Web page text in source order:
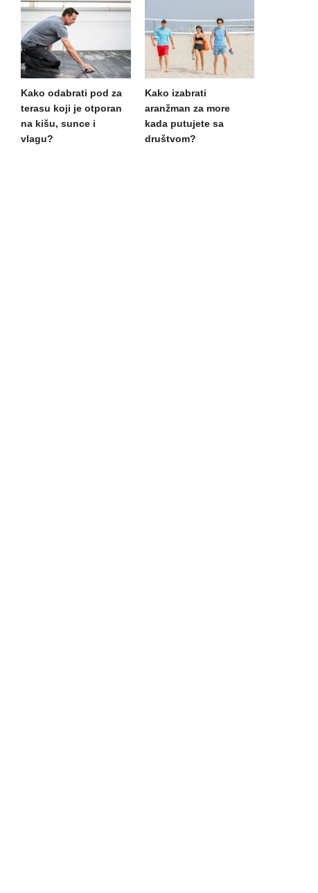
Kako odabrati pod za
terasu koji je otporan
na kišu, sunce i
vlagu?
Kako izabrati
aranžman za more
kada putujete sa
društvom?